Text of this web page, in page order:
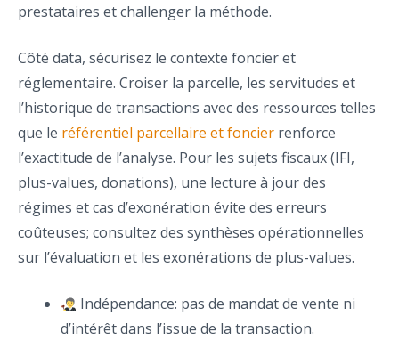
prestataires et challenger la méthode.
Côté data, sécurisez le contexte foncier et
réglementaire. Croiser la parcelle, les servitudes et
l’historique de transactions avec des ressources telles
que le référentiel parcellaire et foncier renforce
l’exactitude de l’analyse. Pour les sujets fiscaux (IFI,
plus-values, donations), une lecture à jour des
régimes et cas d’exonération évite des erreurs
coûteuses; consultez des synthèses opérationnelles
sur l’évaluation et les exonérations de plus-values.
Indépendance: pas de mandat de vente ni
d’intérêt dans l’issue de la transaction.